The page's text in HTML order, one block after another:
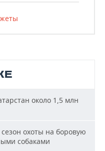
около 1,5 млн
охоты на боровую
собаками